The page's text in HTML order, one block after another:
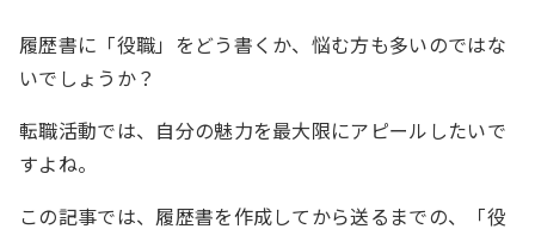
履歴書に「役職」をどう書くか、悩む方も多いのではな
いでしょうか？
転職活動では、自分の魅力を最大限にアピールしたいで
すよね。
この記事では、履歴書を作成してから送るまでの、「役